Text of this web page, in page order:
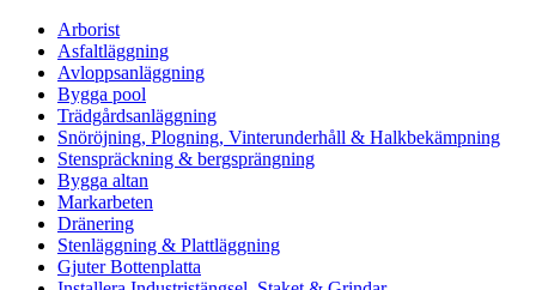
Arborist
Asfaltläggning
Avloppsanläggning
Bygga pool
Trädgårdsanläggning
Snöröjning, Plogning, Vinterunderhåll & Halkbekämpning
Stenspräckning & bergsprängning
Bygga altan
Markarbeten
Dränering
Stenläggning & Plattläggning
Gjuter Bottenplatta